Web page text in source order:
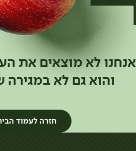
אנחנו לא מוצאים את
והוא גם לא במגירה
חזרה לעמוד